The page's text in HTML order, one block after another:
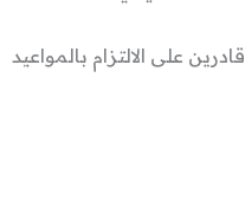
قادرين على الالتزام بالمواعيد